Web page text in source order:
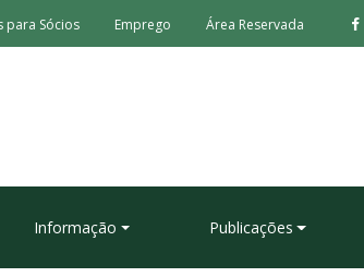
para Sócios Emprego Área Reservada
Informação Publicações